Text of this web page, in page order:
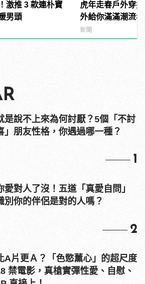
激推 3 款連朴寶
男頭
虎年走春戶外穿
外給你滿滿潮流
送 | manfashion
新聞
是說不上來為何討厭？5個「不討
」朋友性格，你遇過哪一種？
1
愛對人了沒！五道「真愛自問」
別你的伴侶是對的人嗎？
2
A片更Ａ？「色慾薰心」的超尺度
禁電影，真槍實彈性愛、自慰、